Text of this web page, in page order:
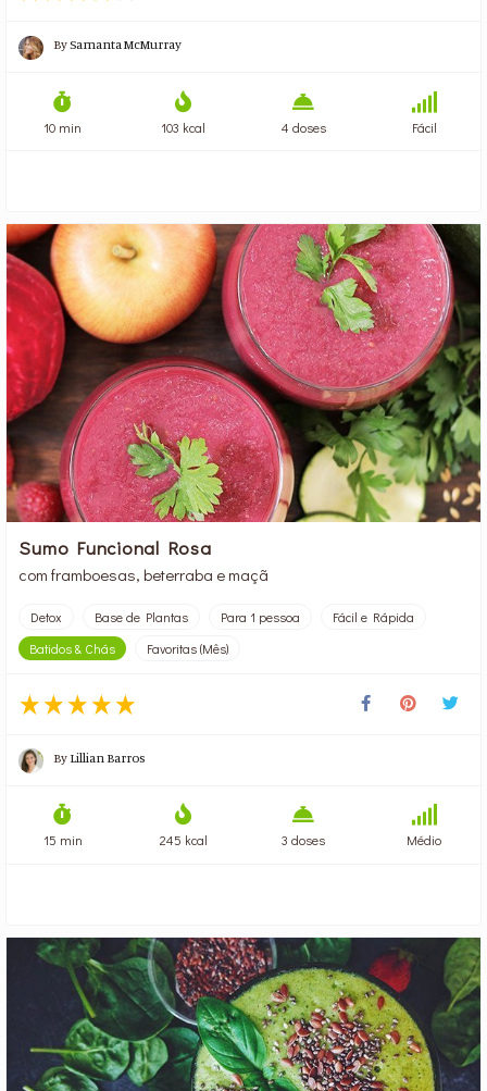
BySamanta McMurray
10 min 103 kcal 4 doses Fácil
Sumo Funcional Rosa
com framboesas, beterraba e maçã
Detox Base de Plantas Para 1 pessoa
Fácil e Rápida
Batidos & Chás
Favoritas (Mês)
By Lillian Barros
15 min 245 kcal 3 doses Médio